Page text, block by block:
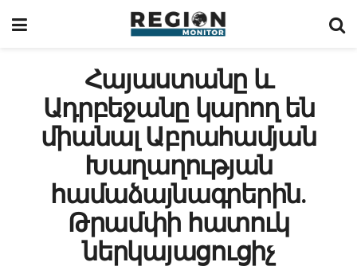
Հայաստանը և
Ադրբեջանը կարող են
միանալ Աբրահամյան
Խաղաղության
համաձայնագրերին․
Թրամփի հատուկ
ներկայացուցիչ